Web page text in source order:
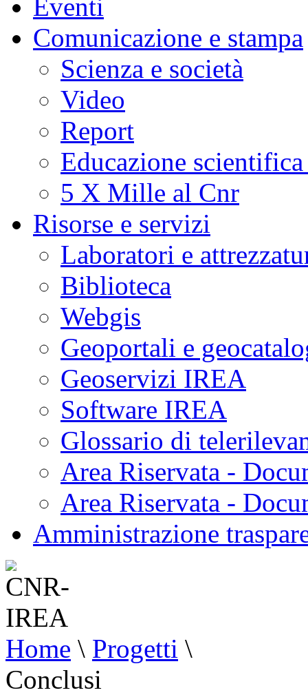
Eventi
Comunicazione e stampa
Scienza e società
Video
Report
Educazione
5 X Mille al Cnr
Risorse e servizi
Laboratori e
Biblioteca
Webgis
Geoportali e
Geoservizi IREA
Software IREA
Glossario di
Area Riservata -
Area Riservata -
Amministrazione
Home \ Progetti \
Conclusi